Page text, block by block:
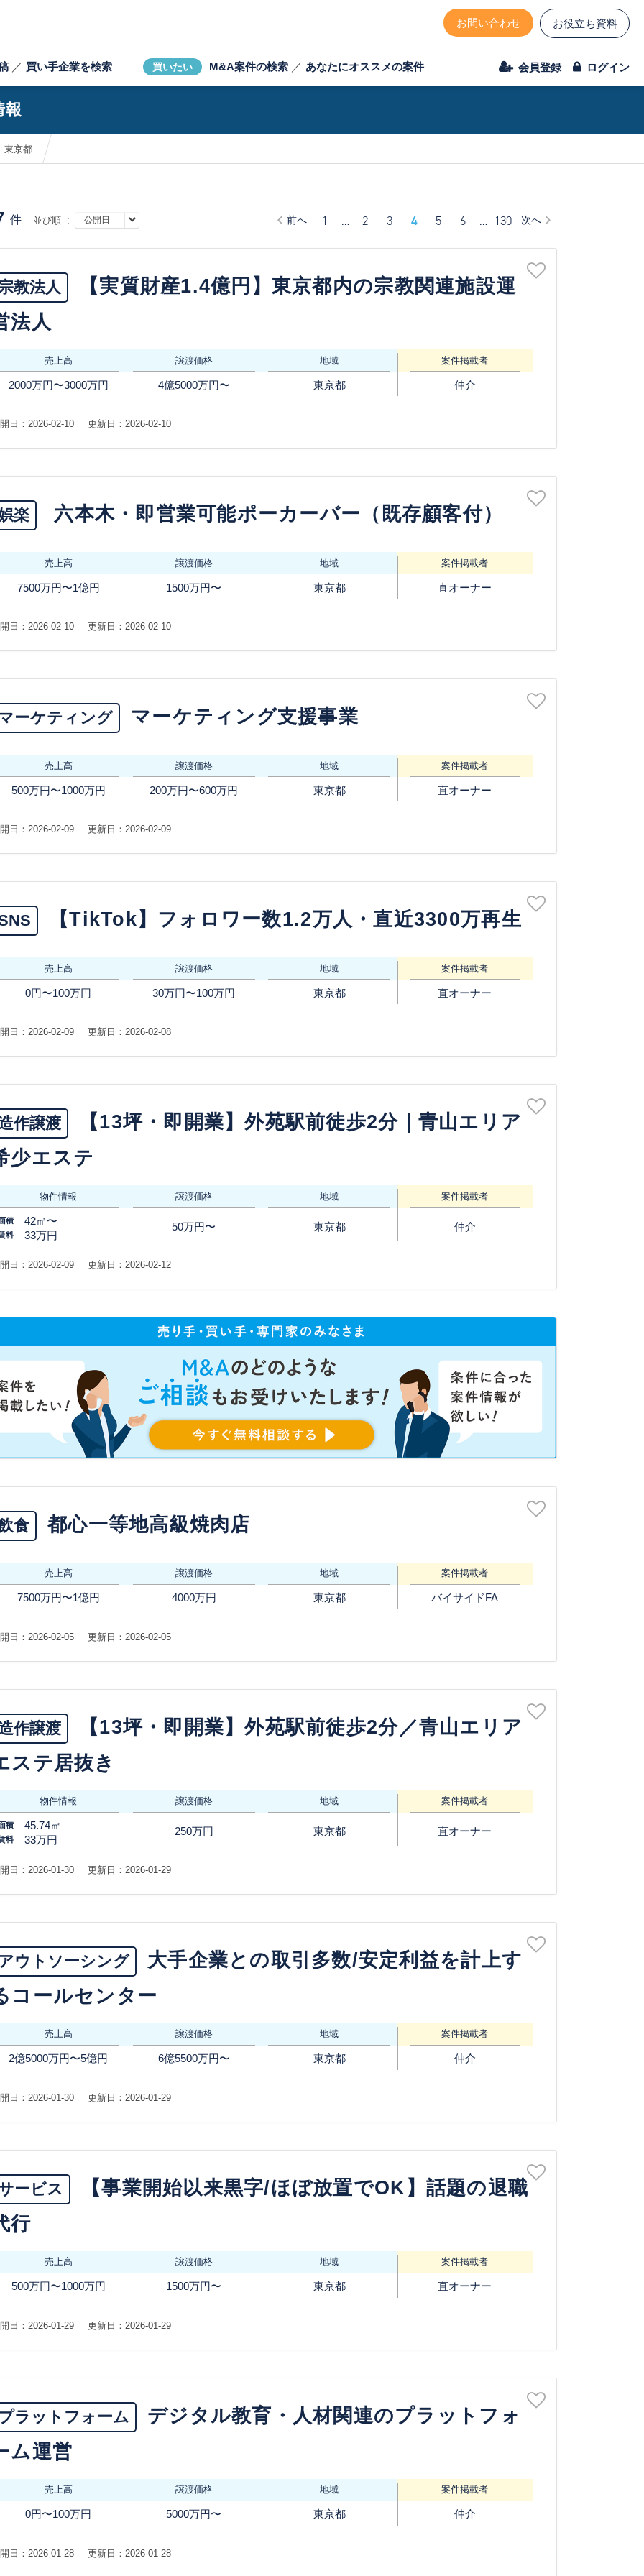
お問い合わせ お役立ち資料
／ 買い手企業を検索 買いたい M&A案件の検索 ／ あなたにオススメの案件 会員登録 ログイン
報
東京都
件 並び順 : 前へ 1 … 2 3 4 5 6 … 130 次へ
教法人
【実質財産1.4億円】東京都内の宗教関連施設運
法人
売上高
2000万円〜3000万円
譲渡価格
4億5000万円〜
地域
東京都
案件掲載者
仲介
日：2026-02-10 更新日：2026-02-10
楽 六本木・即営業可能ポーカーバー（既存顧客付）
売上高
7500万円〜1億円
譲渡価格
1500万円〜
地域
東京都
案件掲載者
直オーナー
日：2026-02-10 更新日：2026-02-10
ーケティング マーケティング支援事業
売上高
500万円〜1000万円
譲渡価格
200万円〜600万円
地域
東京都
案件掲載者
直オーナー
日：2026-02-09 更新日：2026-02-09
【TikTok】フォロワー数1.2万人・直近3300万再生
売上高
0円〜100万円
譲渡価格
30万円〜100万円
地域
東京都
案件掲載者
直オーナー
日：2026-02-09 更新日：2026-02-08
作譲渡
【13坪・即開業】外苑駅前徒歩2分｜青山エリア
少エステ
物件情報
積 42㎡〜
料 33万円
譲渡価格
50万円〜
地域
東京都
案件掲載者
仲介
日：2026-02-09 更新日：2026-02-12
食 都心一等地高級焼肉店
売上高
7500万円〜1億円
譲渡価格
4000万円
地域
東京都
案件掲載者
バイサイドFA
日：2026-02-05 更新日：2026-02-05
作譲渡
【13坪・即開業】外苑駅前徒歩2分／青山エリア
ステ居抜き
物件情報
積 45.74㎡
料 33万円
譲渡価格
250万円
地域
東京都
案件掲載者
直オーナー
日：2026-01-30 更新日：2026-01-29
ウトソーシング
大手企業との取引多数/安定利益を計上す
コールセンター
売上高
2億5000万円〜5億円
譲渡価格
6億5500万円〜
地域
東京都
案件掲載者
仲介
日：2026-01-30 更新日：2026-01-29
ービス
【事業開始以来黒字/ほぼ放置でOK】話題の退職
行
売上高
500万円〜1000万円
譲渡価格
1500万円〜
地域
東京都
案件掲載者
直オーナー
日：2026-01-29 更新日：2026-01-29
ラットフォーム
デジタル教育・人材関連のプラットフォ
ム運営
売上高
0円〜100万円
譲渡価格
5000万円〜
地域
東京都
案件掲載者
仲介
日：2026-01-28 更新日：2026-01-28